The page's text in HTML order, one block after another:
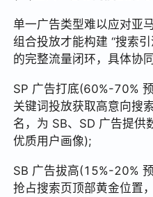
单一广告类型难以应对亚
组合投放才能构建 “搜索
的完整流量闭环，具体协
SP 广告打底(60%-70%
关键词投放获取高意向搜
名，为 SB、SD 广告提供
优质用户画像);
SB 广告拔高(15%-20%
抢占搜索页顶部黄金位置